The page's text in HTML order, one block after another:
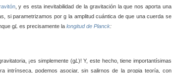
, y es esta inevitabilidad de la gravitación la que nos aporta una
si parametrizamos por g la amplitud cuántica de que una cuerda se
gL es precisamente la longitud de Planck:
¡es simplemente (gL )! Y, este hecho, tiene importantísimas
intrínseca, podemos asociar, sin salirnos de la propia teoría, con